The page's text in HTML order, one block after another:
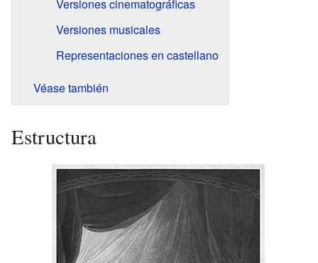
Versiones cinematográficas
Versiones musicales
Representaciones en castellano
Véase también
Estructura